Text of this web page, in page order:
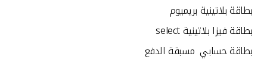
بطاقة بلاتينية بريميوم
بطاقة فيزا بلاتينية select
بطاقة حسابي مسبقة الدفع